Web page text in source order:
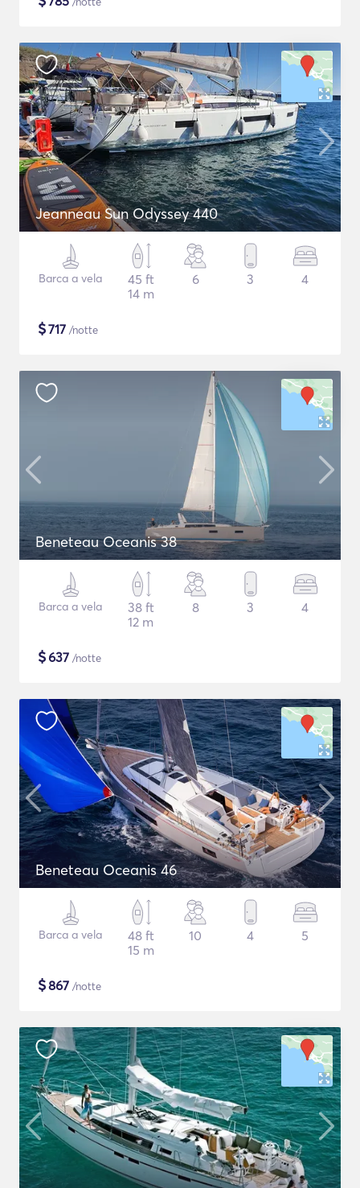
Jeanneau Sun Odyssey 440
Barca a vela
45 ft
14 m
6 3 4
$717 /notte
Beneteau Oceanis 38
Barca a vela
38 ft
12 m
8 3 4
$637 /notte
Beneteau Oceanis 46
Barca a vela
48 ft
15 m
10 4 5
$867 /notte